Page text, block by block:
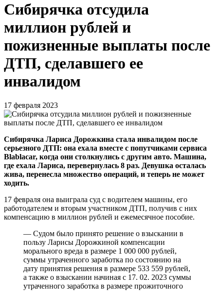
Сибирячка отсудила
миллион рублей и
пожизненные выплаты после
ДТП, сделавшего ее
инвалидом
17 февраля 2023
Сибирячка Лариса Дорожкина стала инвалидом после
серьезного ДТП: она ехала вместе с попутчиками сервиса
Blablacar, когда они столкнулись с другим авто. Машина,
где ехала Лариса, перевернулась 8 раз. Девушка осталась
жива, перенесла множество операций, и теперь не может
ходить.
17 февраля она выиграла суд с водителем машины, его
работодателем и вторым участником ДТП, получив с них
компенсацию в миллион рублей и ежемесячное пособие.
— Судом было принято решение о взыскании в
пользу Ларисы Дорожкиной компенсации
морального вреда в размере 1 000 000 рублей,
суммы утраченного заработка по состоянию на
дату принятия решения в размере 533 559 рублей,
а также о взыскании начиная с 17. 02. 2023 суммы
утраченного заработка в размере прожиточного